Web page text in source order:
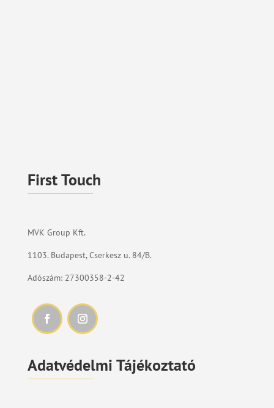
First Touch
MVK Group Kft.
1103. Budapest, Cserkesz u. 84/B.
Adószám: 27300358-2-42
Adatvédelmi Tájékoztató